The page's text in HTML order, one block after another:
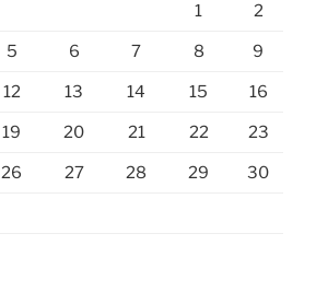
1 2
5 6 7 8 9
12 13 14 15 16
19 20 21 22 23
26 27 28 29 30